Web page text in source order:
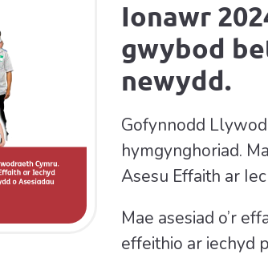
Ionawr
gwybod
newydd.
Gofynnodd
hymgynghoriad.
Asesu Effaith ar
Mae asesiad o’r
effeithio ar iechyd